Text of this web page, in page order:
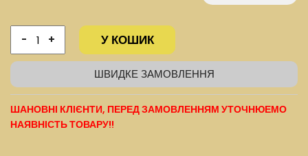
- + У КОШИК
ШВИДКЕ ЗАМОВЛЕННЯ
ШАНОВНІ КЛІЄНТИ, ПЕРЕД ЗАМОВЛЕННЯМ УТОЧНЮЕМО
НАЯВНІСТЬ ТОВАРУ!!